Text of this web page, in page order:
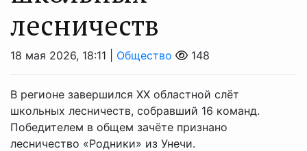
лесничеств
18 мая 2026, 18:11 | Общество 148
В регионе завершился XX областной слёт
школьных лесничеств, собравший 16 команд.
Победителем в общем зачёте признано
лесничество «Родники» из Унечи.